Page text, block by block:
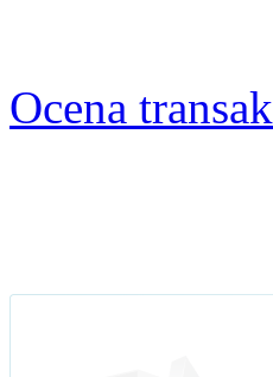
Ocena